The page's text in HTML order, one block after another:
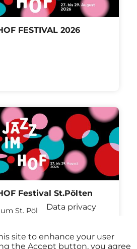
FESTIVAL 2026
Festival St.Pölten
St. Pölten St.Pölten
Data privacy
site to enhance your user
the Accept button, you agree